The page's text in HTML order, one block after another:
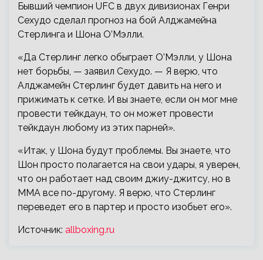
Бывший чемпион UFC в двух дивизионах Генри
Сехудо сделал прогноз на бой Алджамейна
Стерлинга и Шона О’Мэлли.
«Да Стерлинг легко обыграет О’Мэлли, у Шона
нет борьбы, — заявил Сехудо. — Я верю, что
Алджамейн Стерлинг будет давить на него и
прижимать к сетке. И вы знаете, если он мог мне
провести тейкдаун, то он может провести
тейкдаун любому из этих парней».
«Итак, у Шона будут проблемы. Вы знаете, что
Шон просто полагается на свои удары, я уверен,
что он работает над своим джиу-джитсу, но в
ММА все по-другому. Я верю, что Стерлинг
переведет его в партер и просто изобьет его».
Источник: allboxing.ru